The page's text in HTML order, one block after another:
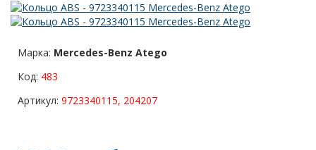
Марка: Mercedes-Benz Atego
Код: 483
Артикул: 9723340115, 204207